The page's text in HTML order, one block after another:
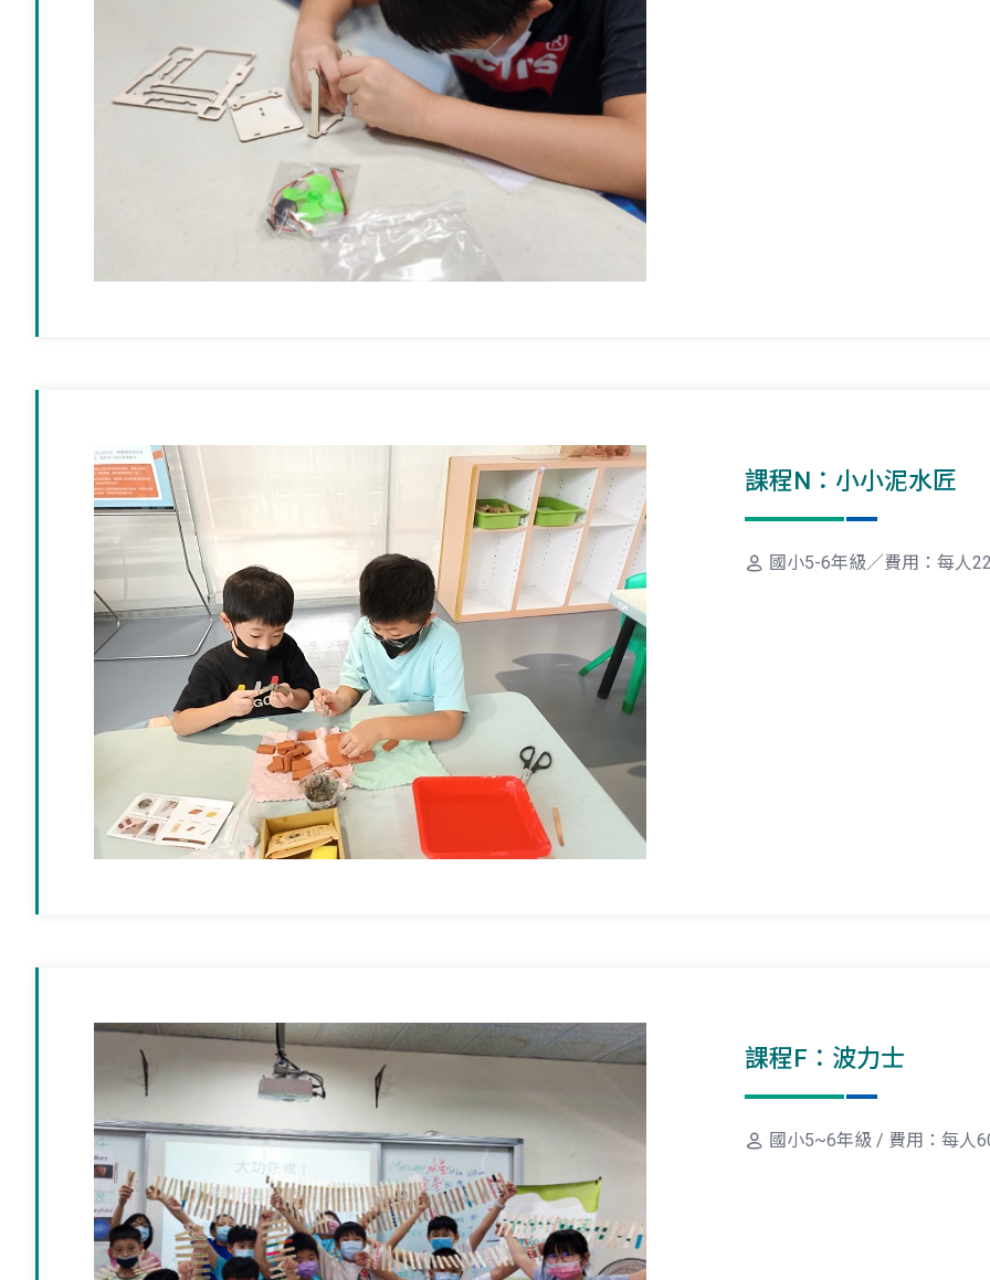
課程N：小小泥水匠
國小5-6年級／費用：每人
課程F：波力士
國小5~6年級 / 費用：每人